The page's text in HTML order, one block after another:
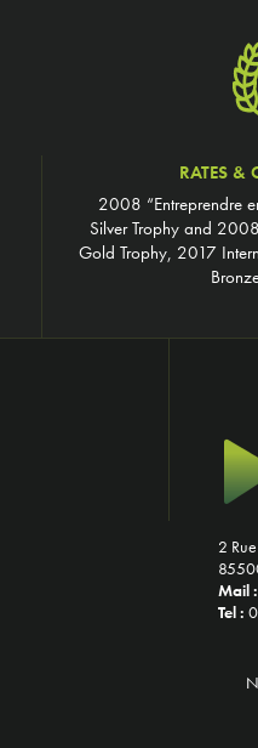
RATES &
2008 “Entreprendre
Silver Trophy and
Gold Trophy, 2017
2
Mail :
Tel :